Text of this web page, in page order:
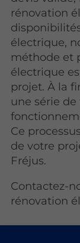
rénovation
électrique,
méthode et
électrique
projet. À la
une série
Ce
de votre
Fréjus.
Contactez-
rénovation